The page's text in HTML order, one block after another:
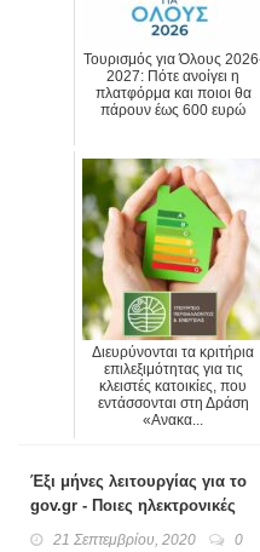
Τουρισμός για Όλους
2027: Πότε ανοίγει η
πλατφόρμα και ποιοι θα
πάρουν έως 600 ευρώ
Διευρύνονται τα κριτήρια
επιλεξιμότητας για τις
κλειστές κατοικίες, που
εντάσσονται στη Δράση
«Ανακα...
Έξι μήνες λειτουργίας για το
gov.gr - Ποιες ηλεκτρονικές
υπηρεσίες προστέθηκαν,
21 Σεπτεμβρίου, 2020 0